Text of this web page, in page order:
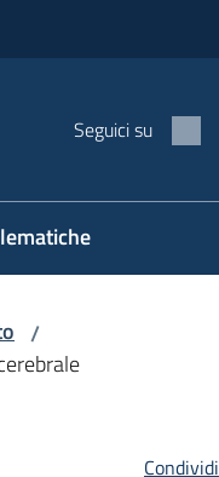
Seguici su
/
Condividi